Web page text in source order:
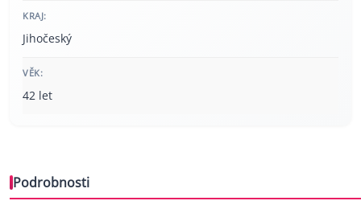
KRAJ:
Jihočeský
VĚK:
42 let
Podrobnosti